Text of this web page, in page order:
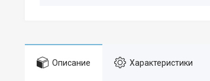
Описание Характеристики